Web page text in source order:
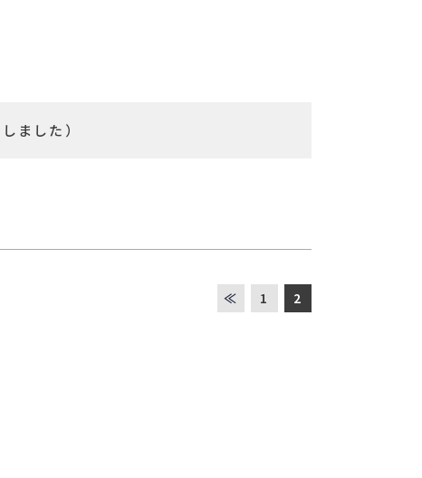
ました）
≪ 1 2